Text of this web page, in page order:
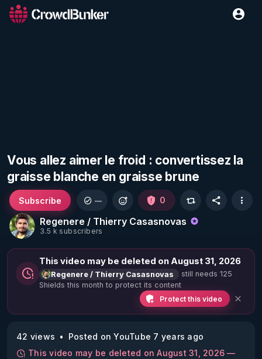
Vous allez aimer le froid : convertissez la
graisse blanche en graisse brune
Regenere / Thierry Casasnovas
3.5 k subscribers
Subscribe — 0
This video may be deleted on August 31, 2026
Regenere / Thierry Casasnovas
still needs 125
Shields this month to protect its content
Protect this video
42 views
Posted on YouTube 7 years ago
This video may be deleted on August 31, 2026 —